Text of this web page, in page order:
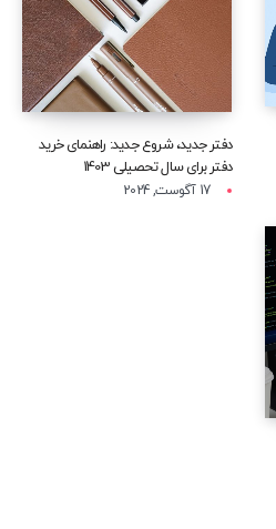
دفتر جدید، شروع جدید: راهنمای خرید
دفتر برای سال تحصیلی 1403
17 آگوست, 2024